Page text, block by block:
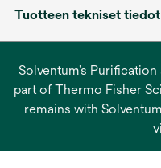
Tuotteen tekniset tiedot
Solventum’s
part of Thermo Fisher
remains with